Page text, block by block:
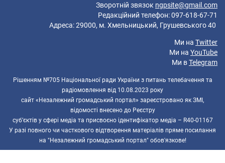
Зворотній звязок ngpsite@gmail.com
Редакційний телефон: 097-618-67-71
Адреса: 29000, м. Хмельницький, Грушевського 40
Ми на Twitter
Ми на YouTube
Ми вTelegram
Рішенням №705 Національної ради України з питань телебачення та
радіомовлення від 10.08.2023 року
сайт «Незалежний громадський портал» зареєстровано як ЗМІ,
відомості внесено до Реєстру
суб’єктів у сфері медіа та присвоєно ідентифікатор медіа – R40-01167
У разі повного чи часткового відтворення матеріалів пряме посилання
на "Незалежний громадський портал" обов'язкове!